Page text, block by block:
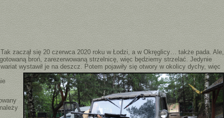
się 20 czerwca 2020 roku w Łodzi, a w Okręglicy… także pada. Ale,
broń, zarezerwowaną strzelnicę, więc będziemy strzelać. Jedynie
wystawił je na deszcz. Potem pojawiły się otwory w okolicy dychy, więc